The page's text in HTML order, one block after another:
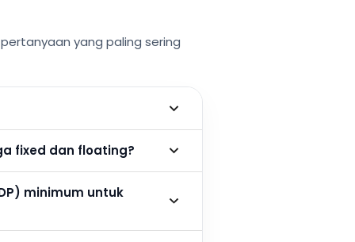
yang paling sering
fixed dan floating?
minimum untuk